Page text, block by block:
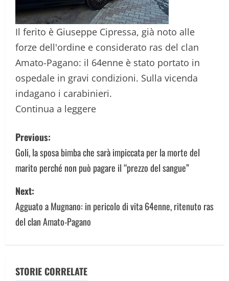
Il ferito è Giuseppe Cipressa, già noto alle
forze dell'ordine e considerato ras del clan
Amato-Pagano: il 64enne è stato portato in
ospedale in gravi condizioni. Sulla vicenda
indagano i carabinieri.
Continua a leggere
P
o
s
t
n
Previous:
Goli, la sposa bimba che sarà impiccata per la morte del
marito perché non può pagare il “prezzo del sangue”
Next:
Agguato a Mugnano: in pericolo di vita 64enne, ritenuto ras
del clan Amato-Pagano
STORIE CORRELATE